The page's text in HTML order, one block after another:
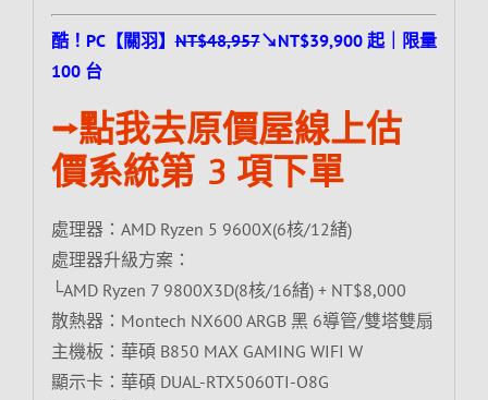
酷！PC【關羽】NT$48,957↘NT$39,900 起｜限量
100 台
⭢點我去原價屋線上估
價系統第 3 項下單
處理器：AMD Ryzen 5 9600X(6核/12緒)
處理器升級方案：
└AMD Ryzen 7 9800X3D(8核/16緒) + NT$8,000
散熱器：Montech NX600 ARGB 黑 6導管/雙塔雙扇
主機板：華碩 B850 MAX GAMING WIFI W
顯示卡：華碩 DUAL-RTX5060TI-O8G